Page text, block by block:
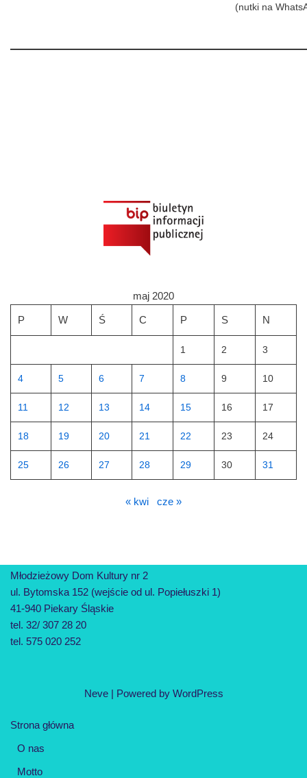
(nutki na
maj 2020
P W Ś C P S N
1 2 3
4 5 6 7 8 9 10
11 12 13 14 15 16 17
18 19 20 21 22 23 24
25 26 27 28 29 30 31
« kwi cze »
Młodzieżowy Dom Kultury nr 2
ul. Bytomska 152 (wejście od ul. Popiełuszki 1)
41-940 Piekary Śląskie
tel. 32/ 307 28 20
tel. 575 020 252
Neve| Powered by WordPress
Strona główna
O nas
Motto